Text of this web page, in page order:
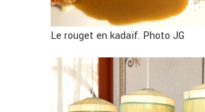
Le rouget en kadaïf. Photo JG